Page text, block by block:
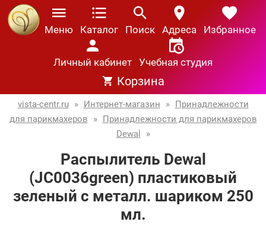
Меню Каталог Поиск Адреса Избранное
Личный кабинет Учебная студия
Корзина
vista-centr.ru » Интернет-магазин » Принадлежности
для парикмахеров
» Принадлежности для парикмахеров
Dewal
»
Распылитель Dewal
(JC0036green) пластиковый
зеленый с металл. шариком 250
мл.